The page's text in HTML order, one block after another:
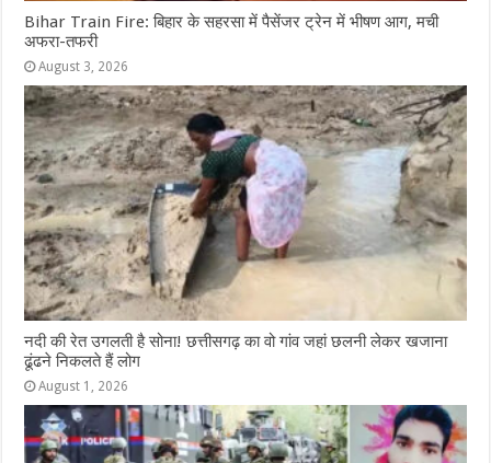
Bihar Train Fire: बिहार के सहरसा में पैसेंजर ट्रेन में भीषण आग, मची
अफरा-तफरी
August 3, 2026
नदी की रेत उगलती है सोना! छत्तीसगढ़ का वो गांव जहां छलनी लेकर खजाना
ढूंढने निकलते हैं लोग
August 1, 2026